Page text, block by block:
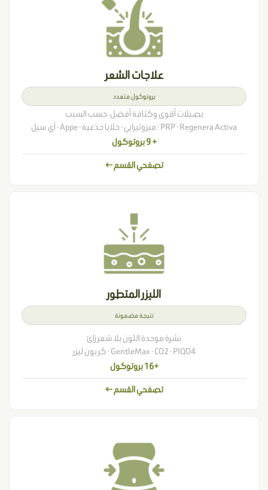
علاجات الشعر
بروتوكول متعدد
بصيلات أقوى وكثافة أفضل ،حسب السبب
PRP · Regenera Activa · ميزوثيرابي · خلايا جذعية · Appe · آي سيل
تصفحي القسم ←
الليزر المتطور
نتيجة مضمونة
بشرة موحدة اللون بلا شعر زائ
GentleMax · CO2 · PIQO4 · كربون ليزر
تصفحي القسم ←